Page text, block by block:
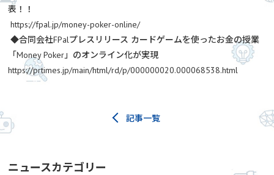
表！！
https://fpal.jp/money-poker-online/
◆合同会社FPalプレスリリース カードゲームを使ったお金の授業
「Money Poker」のオンライン化が実現
https://prtimes.jp/main/html/rd/p/000000020.000068538.html
記事一覧
ニュースカテゴリー